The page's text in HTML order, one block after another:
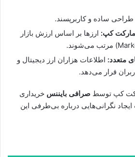
طراحی ساده و کاربرپسند.
مارکت کپ: ارزها بر اساس ارزش بازار
متعدد: اطلاعات هزاران ارز دیجیتال و
قرار می‌دهد.
صرافی بایننس خریداری
نگرانی‌هایی درباره بی‌طرفی این